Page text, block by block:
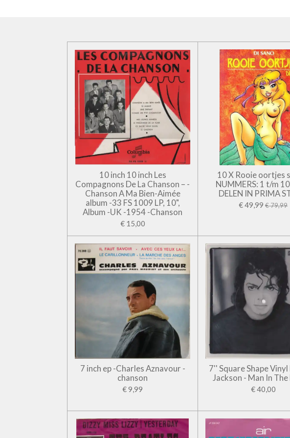
10 inch 10 inch Les
Compagnons De La Chanson – -
Chanson A Ma Bien-Aimée
album -33 FS 1009 LP, 10",
Album -UK -1954 -Chanson
€ 15,00
10 X Rooie oortjes
NUMMERS: 1 t/m
DELEN IN PRIMA
€ 49,99 € 79,99
7 inch ep -Charles Aznavour -
chanson
€ 9,99
7'' Square Shape
Jackson - Man In
€ 40,00